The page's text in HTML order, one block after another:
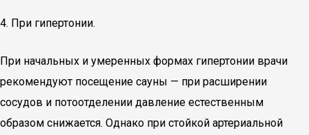
4. При гипертонии.
При начальных и умеренных формах гипертонии врачи
рекомендуют посещение сауны — при расширении
сосудов и потоотделении давление естественным
образом снижается. Однако при стойкой артериальной